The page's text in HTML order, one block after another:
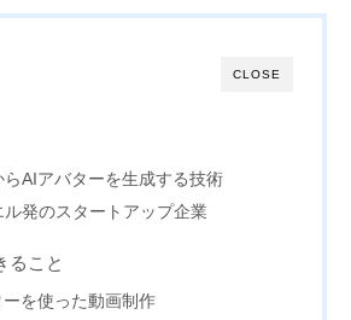
CLOSE
らAIアバターを生成する技術
ル発のスタートアップ企業
ること
を使った動画制作